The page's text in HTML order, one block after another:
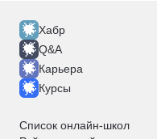
Хабр
Q&A
Карьера
Курсы
Список онлайн-школ